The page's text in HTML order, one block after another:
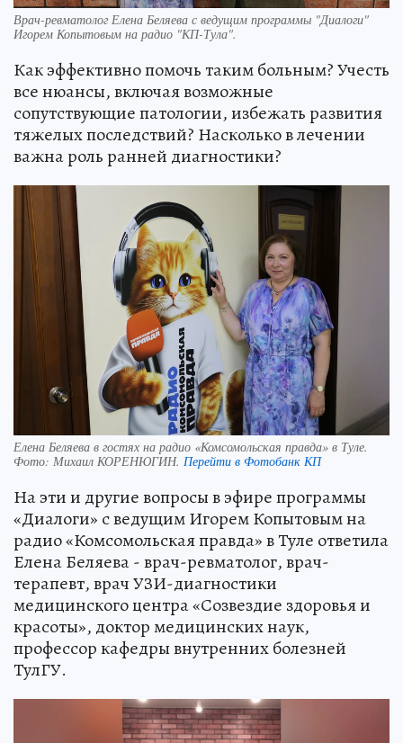
Врач-ревматолог Елена Беляева с ведущим программы "Диалоги"
Игорем Копытовым на радио "КП-Тула".
Как эффективно помочь таким больным? Учесть
все нюансы, включая возможные
сопутствующие патологии, избежать развития
тяжелых последствий? Насколько в лечении
важна роль ранней диагностики?
Елена Беляева в гостях на радио «Комсомольская правда» в Туле.
Фото: Михаил КОРЕНЮГИН. Перейти в Фотобанк КП
На эти и другие вопросы в эфире программы
«Диалоги» с ведущим Игорем Копытовым на
радио «Комсомольская правда» в Туле ответила
Елена Беляева - врач-ревматолог, врач-
терапевт, врач УЗИ-диагностики
медицинского центра «Созвездие здоровья и
красоты», доктор медицинских наук,
профессор кафедры внутренних болезней
ТулГУ.